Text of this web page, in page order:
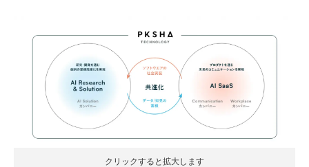
クリックすると拡大します